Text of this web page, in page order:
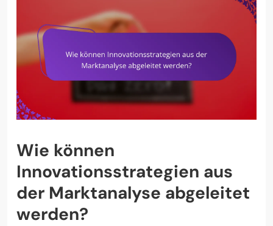
Wie können
Innovationsstrategien aus
der Marktanalyse abgeleitet
werden?